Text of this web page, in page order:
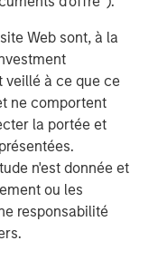
Web sont, à la
veillé à ce que ce
ne comportent
la portée et
n'est donnée et
ou les
responsabilité
under
has invested in a
across transport,
and utilities. MSIP
goods and
through
information about
please
.